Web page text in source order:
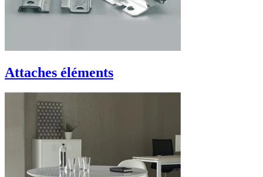
Attaches éléments